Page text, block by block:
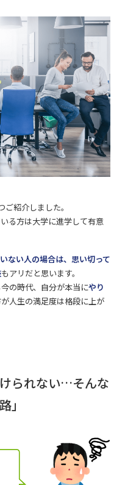
ご紹介しました。
る方は大学に進学して有意
ない人の場合は、思い切って
もアリだと思います。
の時代、自分が本当にやり
人生の満足度は格段に上が
けられない…そんな
」